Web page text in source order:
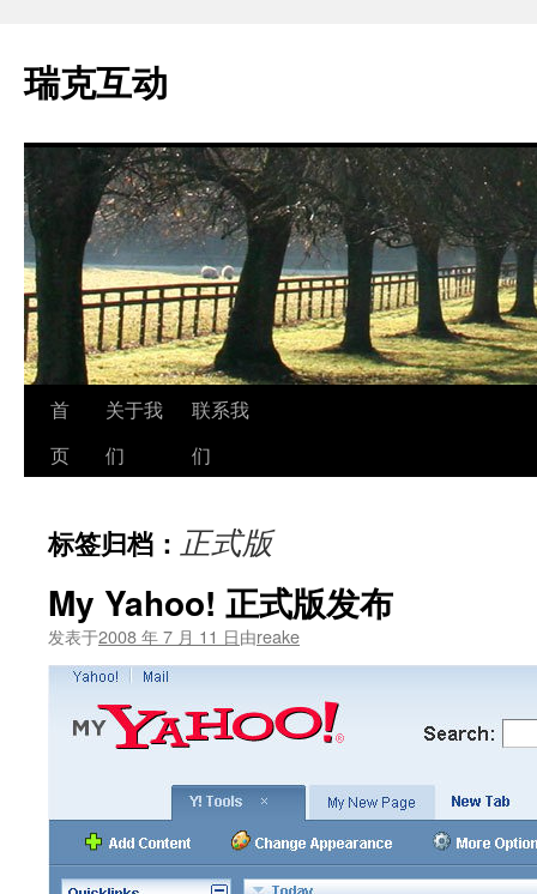
瑞克互动
跳
至
文
首
页
关于我
们
联系我
们
标签归档： 正式版
My Yahoo! 正式版发布
发表于2008 年 7 月 11 日由reake